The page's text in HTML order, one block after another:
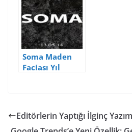
Soma Maden
Faciası Yıl
Paylaşımları
Editörlerin Yaptığı İlginç